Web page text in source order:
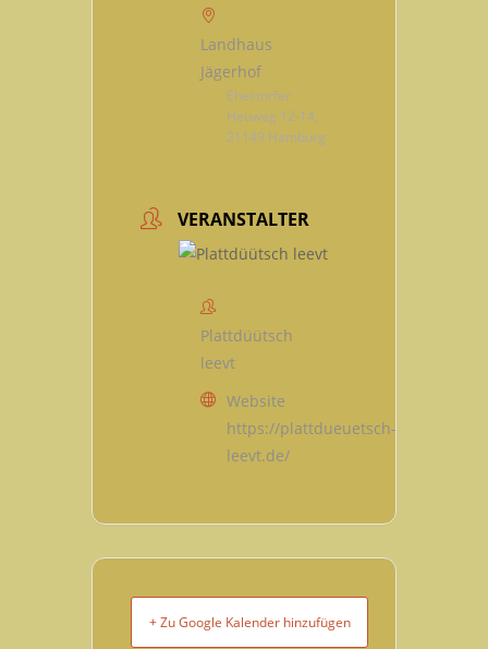
Landhaus
Jägerhof
Ehestorfer
Heuweg 12-14,
21149 Hamburg
VERANSTALTER
Plattdüütsch
leevt
Website
https://plattdueuetsch-
leevt.de/
+ Zu Google Kalender hinzufügen